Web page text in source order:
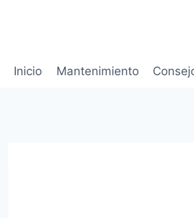
Inicio
Mantenimiento